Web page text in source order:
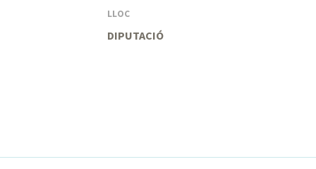
LLOC
DIPUTACIÓ